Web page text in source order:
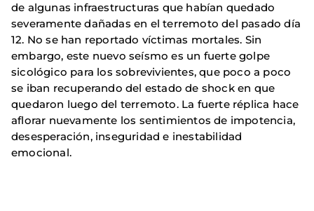
de algunas infraestructuras que habían quedado
severamente dañadas en el terremoto del pasado día
12. No se han reportado víctimas mortales. Sin
embargo, este nuevo seísmo es un fuerte golpe
sicológico para los sobrevivientes, que poco a poco
se iban recuperando del estado de shock en que
quedaron luego del terremoto. La fuerte réplica hace
aflorar nuevamente los sentimientos de impotencia,
desesperación, inseguridad e inestabilidad
emocional.